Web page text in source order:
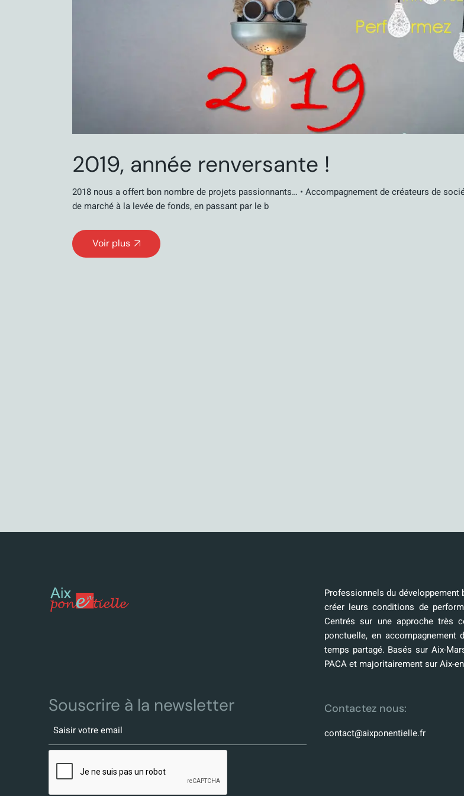
2019, année renversante !
2018 nous a offert bon nombre de projets passionnants… • Accompagnement de créateurs de
de marché à la levée de fonds, en passant par le b
Voir plus
Professionnels du développement
créer leurs conditions de
Centrés sur une approche très
ponctuelle, en
temps partagé. Basés sur Aix-
PACA et majoritairement sur Aix-
Souscrire à la newsletter Contactez nous:
contact@aixponentielle.fr